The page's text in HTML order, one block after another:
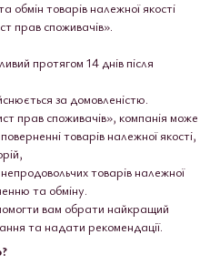
обмін товарів належної якості
прав споживачів».
протягом 14 днів після
за домовленістю.
прав споживачів», компанія може
товарів належної якості,
товарів належної
та обміну.
вам обрати найкращий
та надати рекомендації.